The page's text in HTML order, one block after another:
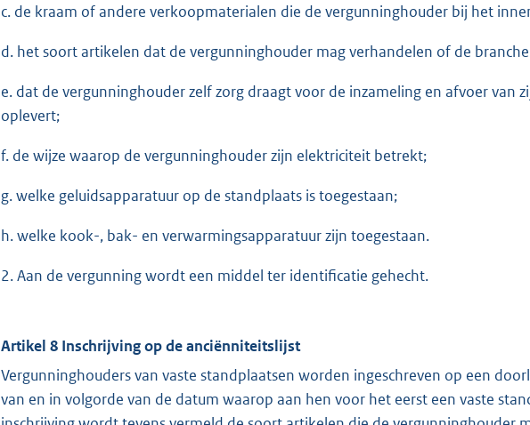
c. de kraam of andere verkoopmaterialen die de vergunninghouder bij het
d. het soort artikelen dat de vergunninghouder mag verhandelen of de
e. dat de vergunninghouder zelf zorg draagt voor de inzameling en afvoer van
oplevert;
f. de wijze waarop de vergunninghouder zijn elektriciteit betrekt;
g. welke geluidsapparatuur op de standplaats is toegestaan;
h. welke kook-, bak- en verwarmingsapparatuur zijn toegestaan.
2. Aan de vergunning wordt een middel ter identificatie gehecht.
Artikel 8 Inschrijving op de anciënniteitslijst
Vergunninghouders van vaste standplaatsen worden ingeschreven op een
van en in volgorde van de datum waarop aan hen voor het eerst een vaste